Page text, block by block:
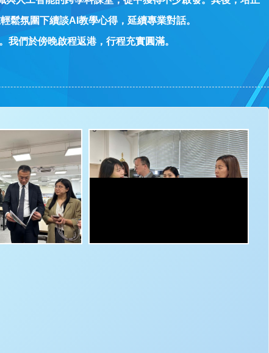
鬆氛圍下續談AI教學心得，延續專業對話。
們於傍晚啟程返港，行程充實圓滿。